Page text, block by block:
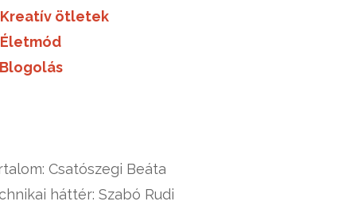
Kreatív ötletek
Életmód
Blogolás
Csatószegi Beáta
háttér: Szabó Rudi